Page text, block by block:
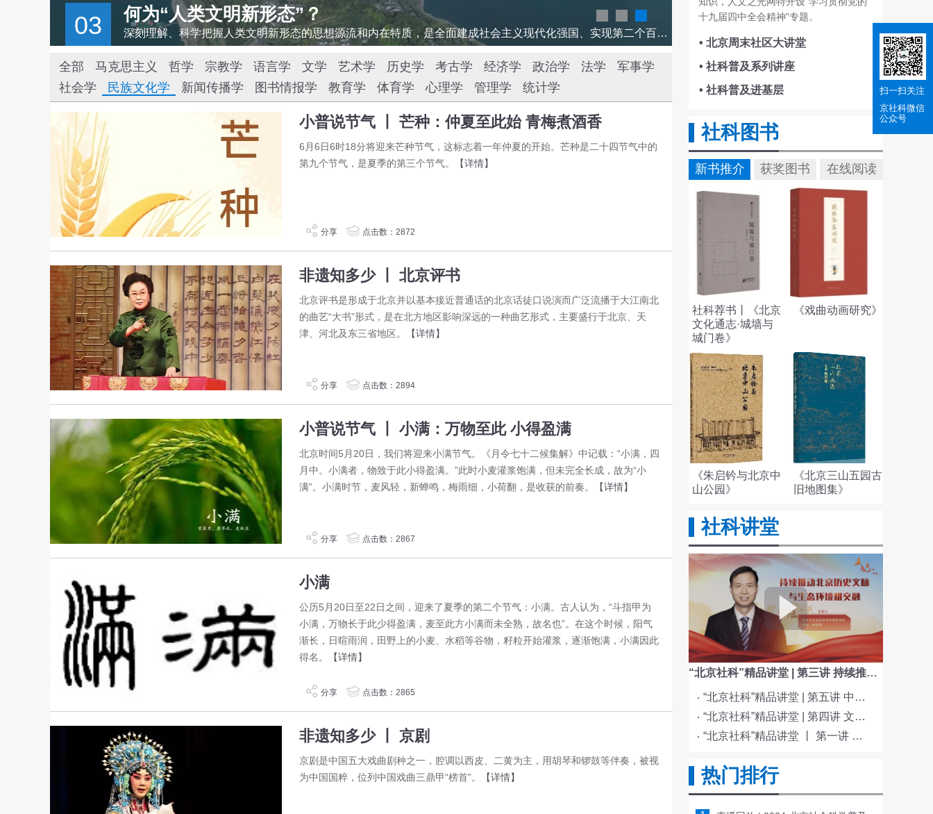
03 何为“人类文明新形态”？
深刻理解、科学把握人类文明新形态的思想源流和内在特质，是全面建成社会主义现代化强国、实现第二个百年奋斗目标，以中国式现代化全面推进中华民族伟大复兴的内在要求。
全部 马克思主义 哲学 宗教学 语言学 文学 艺术学 历史学 考古学 经济学 政治学 法学
军事学
社会学
民族文化学 新闻传播学 图书情报学 教育学 体育学 心理学 管理学 统计学
小普说节气 丨 芒种：仲夏至此始 青梅煮酒香
6月6日6时18分将迎来芒种节气，这标志着一年仲夏的开始。芒种是二十四节气中的
第九个节气，是夏季的第三个节气。
【详情】
分享 点击数：2872
非遗知多少 丨 北京评书
北京评书是形成于北京并以基本接近普通话的北京话徒口说演而广泛流播于大江南北
的曲艺“大书”形式，是在北方地区影响深远的一种曲艺形式，主要盛行于北京、天
津、河北及东三省地区。
【详情】
分享 点击数：2894
小普说节气 丨 小满：万物至此 小得盈满
北京时间5月20日，我们将迎来小满节气。《月令七十二候集解》中记载：“小满，四
月中。小满者，物致于此小得盈满。”此时小麦灌浆饱满，但未完全长成，故为“小
满”。小满时节，麦风轻，新蝉鸣，梅雨细，小荷翻，是收获的前奏。
【详情】
分享 点击数：2867
小满
公历5月20日至22日之间，迎来了夏季的第二个节气：小满。古人认为，“斗指甲为
小满，万物长于此少得盈满，麦至此方小满而未全熟，故名也”。在这个时候，阳气
渐长，日暄雨润，田野上的小麦、水稻等谷物，籽粒开始灌浆，逐渐饱满，小满因此
得名。
【详情】
分享 点击数：2865
非遗知多少 丨 京剧
京剧是中国五大戏曲剧种之一，腔调以西皮、二黄为主，用胡琴和锣鼓等伴奏，被视
为中国国粹，位列中国戏曲三鼎甲“榜首”。
【详情】
十九届四中全会精神”专题。
• 北京周末社区大讲堂
• 社科普及系列讲座
• 社科普及进基层
社科图书
新书推介 获奖图书 在线阅读
社科荐书丨《北京
文化通志·城墙与
城门卷》
《戏曲动画研究》
《朱启钤与北京中
山公园》
《北京三山五园古
旧地图集》
社科讲堂
“北京社科”精品讲堂 | 第三讲 持续推动北京历史文脉与生态环境相交融
“北京社科”精品讲堂 | 第五讲 中国电影与文化传统
“北京社科”精品讲堂 | 第四讲 文化与科技融合赋能新质生产力发展
“北京社科”精品讲堂 丨 第一讲 《红楼梦》的北京情缘
热门排行
扫一扫关注
京社科微信
公众号